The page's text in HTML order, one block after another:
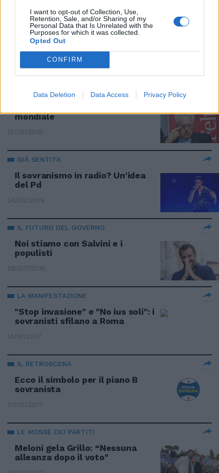
I want to opt-out of Collection, Use,
Retention, Sale, and/or Sharing of my
Personal Data that Is Unrelated with the
Purposes for which it was collected.
Opted Out
CONFIRM
Data Deletion Data Access Privacy Policy
LA PROFEZIA DA IETTATORE
Monti sicuro: con M5s e Lega
OSSESSIONATO DA SALVINI
mondiale
12/05/2019
GIÀ SENTITA
Il sovranismo in radio? Un'idea
del Pd
24/02/2019
IL FUTURO DEL GOVERNO
Noi stiamo con Salvini e i
populisti
08/07/2018
LA MANIFESTAZIONE
"Stop invasione" e "No ius soli": i
sovranisti sfilano a Roma
14/10/2017
IL RETROSCENA
Ecco il simbolo per il piano B
sovranista
21/05/2017
LE MOSSE DEI PARTITI
Meloni gela Grillo: “Nessuna
alleanza dopo il voto"